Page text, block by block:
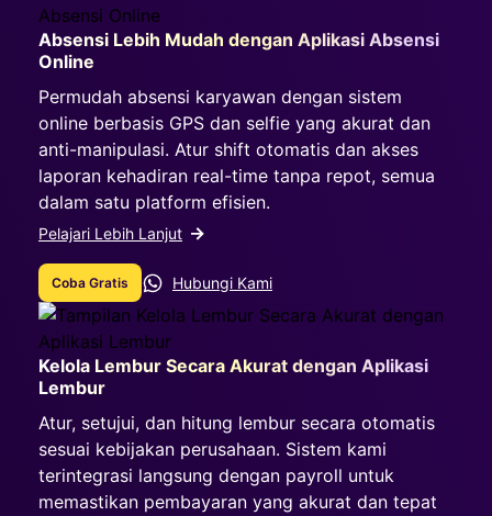
Absensi Lebih Mudah dengan Aplikasi Absensi
Online
Permudah absensi karyawan dengan sistem
online berbasis GPS dan selfie yang akurat dan
anti-manipulasi. Atur shift otomatis dan akses
laporan kehadiran real-time tanpa repot, semua
dalam satu platform efisien.
Pelajari Lebih Lanjut
Coba Gratis Hubungi Kami
Kelola Lembur Secara Akurat dengan Aplikasi
Lembur
Atur, setujui, dan hitung lembur secara otomatis
sesuai kebijakan perusahaan. Sistem kami
terintegrasi langsung dengan payroll untuk
memastikan pembayaran yang akurat dan tepat